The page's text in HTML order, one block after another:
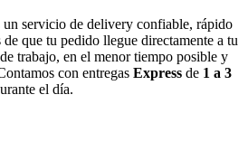
un servicio de delivery confiable, rápido
que tu pedido llegue directamente a tu
trabajo, en el menor tiempo posible y
con entregas Express de 1 a 3
el día.